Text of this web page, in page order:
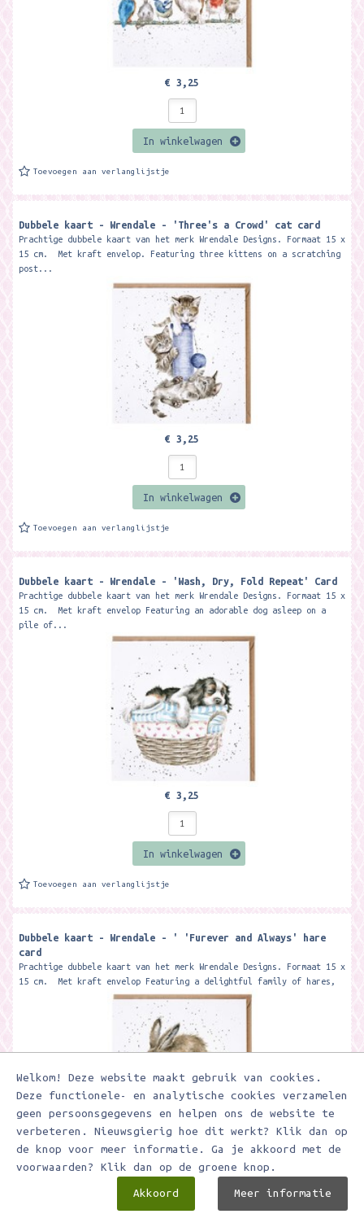
Welkom! Deze website maakt gebruik van cookies.
Deze functionele- en analytische cookies verzamelen
geen persoonsgegevens en helpen ons de website te
verbeteren. Nieuwsgierig hoe dit werkt? Klik dan op
de knop voor meer informatie. Ga je akkoord met de
voorwaarden? Klik dan op de groene knop.
Akkoord Meer informatie
€ 3,25
In winkelwagen
Toevoegen aan verlanglijstje
Dubbele kaart - Wrendale - 'Three's a Crowd' cat card
Prachtige dubbele kaart van het merk Wrendale Designs. Formaat 15 x
15 cm. Met kraft envelop. Featuring three kittens on a scratching
post...
€ 3,25
In winkelwagen
Toevoegen aan verlanglijstje
Dubbele kaart - Wrendale - 'Wash, Dry, Fold Repeat' Card
Prachtige dubbele kaart van het merk Wrendale Designs. Formaat 15 x
15 cm. Met kraft envelop Featuring an adorable dog asleep on a
pile of...
€ 3,25
In winkelwagen
Toevoegen aan verlanglijstje
Dubbele kaart - Wrendale - ' 'Furever and Always' hare
card
Prachtige dubbele kaart van het merk Wrendale Designs. Formaat 15 x
15 cm. Met kraft envelop Featuring a delightful family of hares,
€ 3,25
In winkelwagen